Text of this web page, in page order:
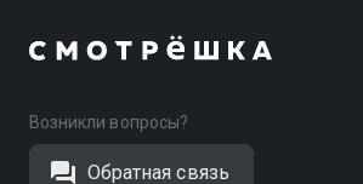
Возникли вопросы?
Обратная связь